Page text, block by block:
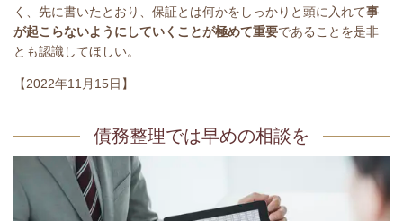
く、先に書いたとおり、保証とは何かをしっかりと頭に入れて事
が起こらないようにしていくことが極めて重要であることを是非
とも認識してほしい。
【2022年11月15日】
債務整理では早めの相談を